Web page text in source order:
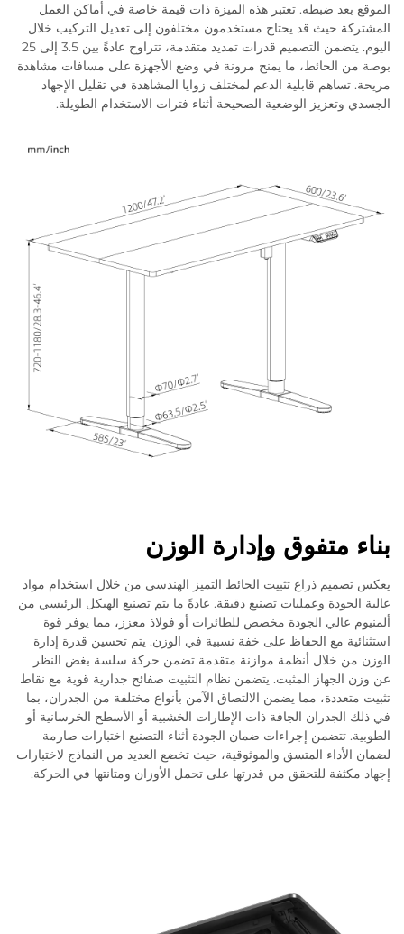
الموقع بعد ضبطه. تعتبر هذه الميزة ذات قيمة خاصة في أماكن العمل
المشتركة حيث قد يحتاج مستخدمون مختلفون إلى تعديل التركيب خلال
اليوم. يتضمن التصميم قدرات تمديد متقدمة، تتراوح عادةً بين 3.5 إلى 25
بوصة من الحائط، ما يمنح مرونة في وضع الأجهزة على مسافات مشاهدة
مريحة. تساهم قابلية الدعم لمختلف زوايا المشاهدة في تقليل الإجهاد
الجسدي وتعزيز الوضعية الصحيحة أثناء فترات الاستخدام الطويلة.
بناء متفوق وإدارة الوزن
يعكس تصميم ذراع تثبيت الحائط التميز الهندسي من خلال استخدام مواد
عالية الجودة وعمليات تصنيع دقيقة. عادةً ما يتم تصنيع الهيكل الرئيسي من
ألمنيوم عالي الجودة مخصص للطائرات أو فولاذ معزز، مما يوفر قوة
استثنائية مع الحفاظ على خفة نسبية في الوزن. يتم تحسين قدرة إدارة
الوزن من خلال أنظمة موازنة متقدمة تضمن حركة سلسة بغض النظر
عن وزن الجهاز المثبت. يتضمن نظام التثبيت صفائح جدارية قوية مع نقاط
تثبيت متعددة، مما يضمن الالتصاق الآمن بأنواع مختلفة من الجدران، بما
في ذلك الجدران الجافة ذات الإطارات الخشبية أو الأسطح الخرسانية أو
الطوبية. تتضمن إجراءات ضمان الجودة أثناء التصنيع اختبارات صارمة
لضمان الأداء المتسق والموثوقية، حيث تخضع العديد من النماذج لاختبارات
إجهاد مكثفة للتحقق من قدرتها على تحمل الأوزان ومتانتها في الحركة.